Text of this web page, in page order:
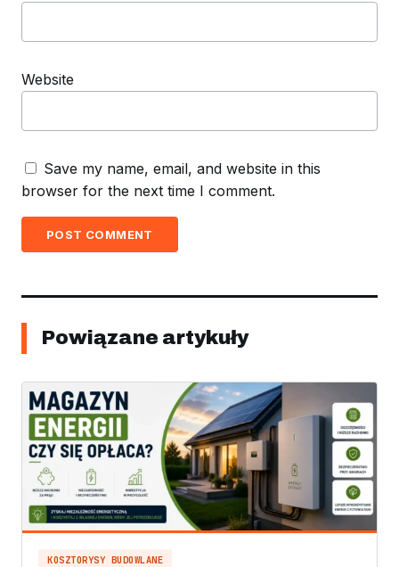
Website
Save my name, email, and website in this
browser for the next time I comment.
POST COMMENT
Powiązane artykuły
KOSZTORYSY BUDOWLANE